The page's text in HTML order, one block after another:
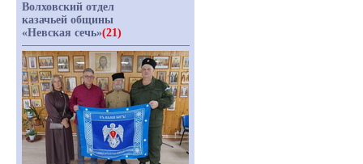
Волховский отдел
казачьей общины
«Невская сечь»(21)